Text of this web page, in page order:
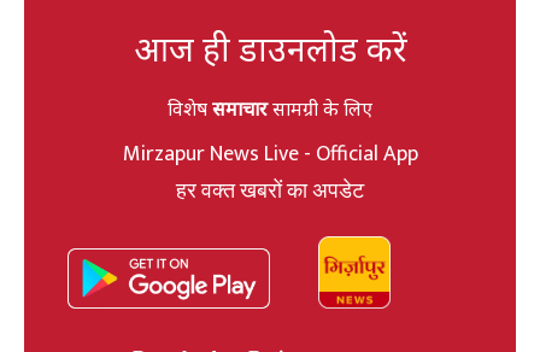
आज ही डाउनलोड करें
विशेषसमाचारसामग्री के लिए
Mirzapur News Live - Official App
हर वक्त खबरों का अपडेट